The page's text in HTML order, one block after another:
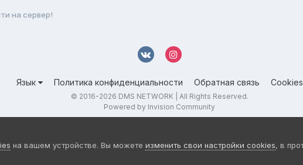
на сервер!
Язык Политика конфиденциальности Обратная связь Cookies
© 2016-2026 DMS NETWORK | All Rights Reserved.
Powered by Invision Community
на вашем устройстве. Вы можете изменить свои настройки cookies, в